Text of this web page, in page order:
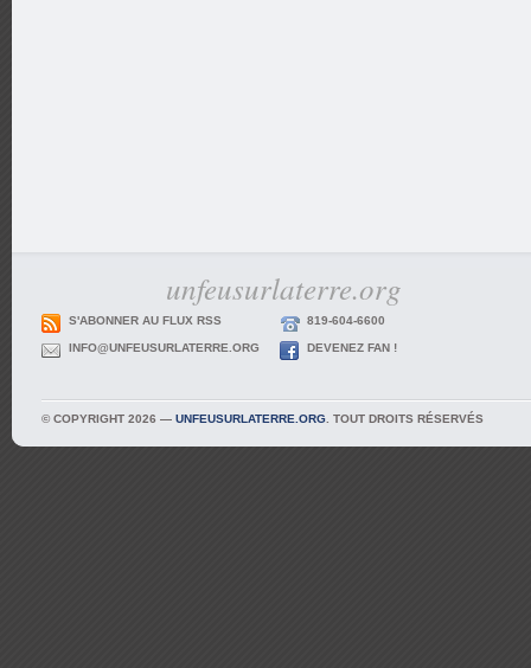
unfeusurlaterre.org
S'ABONNER AU FLUX RSS 819-604-6600
INFO@UNFEUSURLATERRE.ORG DEVENEZ FAN !
© COPYRIGHT 2026 — UNFEUSURLATERRE.ORG . TOUT DROITS RÉSERVÉS